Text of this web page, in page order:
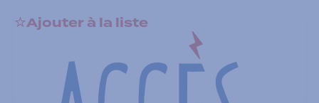
Ajouter à la liste